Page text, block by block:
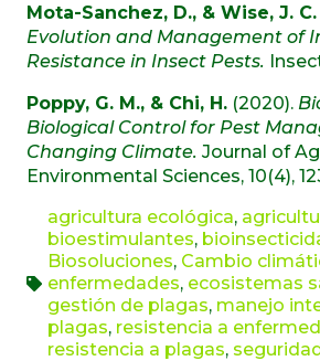
Mota-Sanchez, D., & Wise, J. C.
Evolution and Management of
Resistance in Insect Pests.
Poppy, G. M., & Chi, H. (2020).
Biological Control for Pest
Changing Climate. Journal of
Environmental Sciences, 10(4),
agricultura ecológica,
bioestimulantes,
Biosoluciones, Cambio
enfermedades, ecosistemas
gestión de plagas, manejo
plagas, resistencia a
resistencia a plagas,